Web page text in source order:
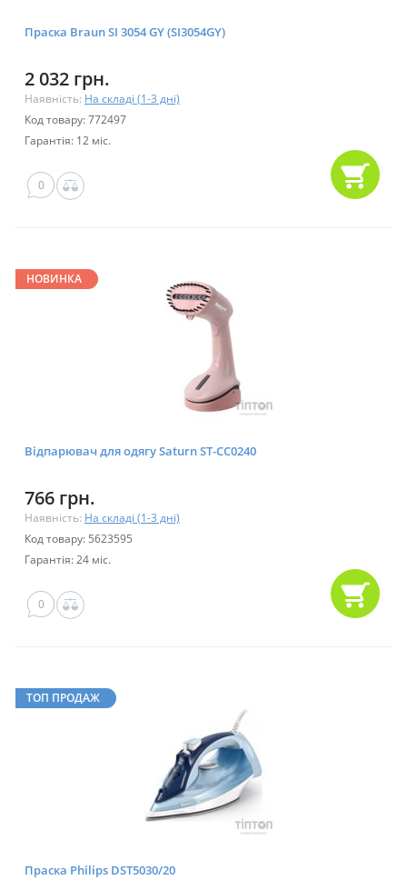
Праска Braun SI 3054 GY (SI3054GY)
2 032 грн.
Наявність: На складі (1-3 дні)
Код товару: 772497
Гарантія: 12 міс.
0
НОВИНКА
Відпарювач для одягу Saturn ST-CC0240
766 грн.
Наявність: На складі (1-3 дні)
Код товару: 5623595
Гарантія: 24 міс.
0
ТОП ПРОДАЖ
Праска Philips DST5030/20